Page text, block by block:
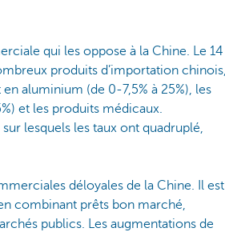
qui les oppose à la Chine. Le 14
produits d’importation chinois,
aluminium (de 0-7,5% à 25%), les
et les produits médicaux.
lesquels les taux ont quadruplé,
déloyales de la Chine. Il est
combinant prêts bon marché,
publics. Les augmentations de